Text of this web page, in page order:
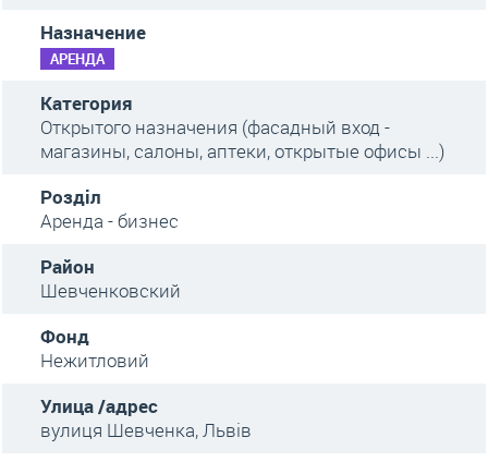
Назначение
АРЕНДА
Категория
Открытого назначения (фасадный вход -
магазины, салоны, аптеки, открытые офисы ...)
Розділ
Аренда - бизнес
Район
Шевченковский
Фонд
Нежитловий
Улица /адрес
вулиця Шевченка, Львів